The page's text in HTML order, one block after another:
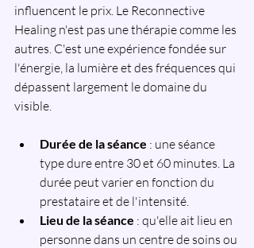
influencent le prix. Le Reconnective
Healing n'est pas une thérapie comme les
autres. C'est une expérience fondée sur
l'énergie, la lumière et des fréquences qui
dépassent largement le domaine du
visible.
Durée de la séance : une séance
type dure entre 30 et 60 minutes. La
durée peut varier en fonction du
prestataire et de l'intensité.
Lieu de la séance : qu'elle ait lieu en
personne dans un centre de soins ou